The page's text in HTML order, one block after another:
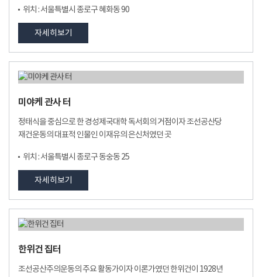
위치 : 서울특별시 종로구 혜화동 90
자세히보기
미야케 관사 터
정태식을 중심으로 한 경성제국대학 독서회의 거점이자 조선공산당
재건운동의 대표적 인물인 이재유의 은신처였던 곳
위치 : 서울특별시 종로구 동숭동 25
자세히보기
한위건 집터
조선공산주의운동의 주요 활동가이자 이론가였던 한위건이 1928년